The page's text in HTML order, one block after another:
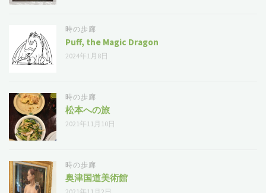
切"
時の歩廊
Puff, the Magic Dragon
2024年1月8日
時の歩廊
松本への旅
2021年11月10日
時の歩廊
奥津国道美術館